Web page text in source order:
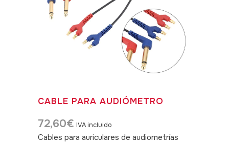
CABLE PARA AUDIÓMETRO
72,60€ IVA incluido
Cables para auriculares de audiometrías